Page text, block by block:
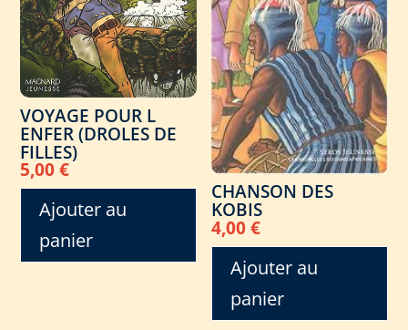
VOYAGE POUR L
ENFER (DROLES DE
FILLES)
5,00€
Ajouter au
panier
CHANSON DES
KOBIS
4,00€
Ajouter au
panier